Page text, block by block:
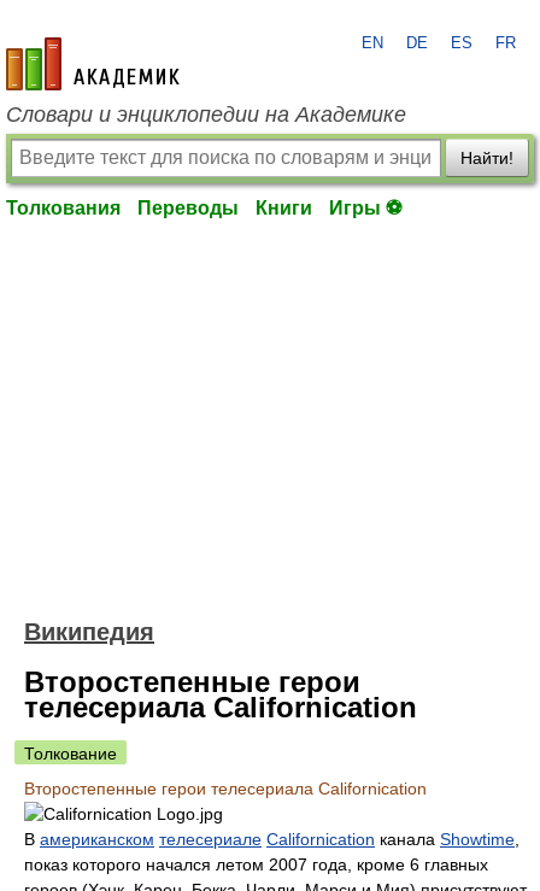
academic.ru
EN DE ES FR
Словари и энциклопедии на Академике
Найти!
Толкования Переводы Книги Игры ⚽
Википедия
Второстепенные герои
телесериала Californication
Толкование
Второстепенные герои телесериала Californication
В американском телесериале Californication канала Showtime
показ которого начался летом 2007 года, кроме 6 главных